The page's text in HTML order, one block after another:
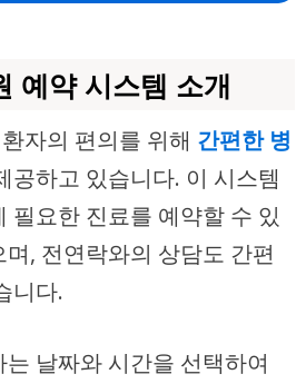
예약 시스템 소개
자의 편의를 위해 간편한 병
공하고 있습니다. 이 시스템
필요한 진료를 예약할 수 있
, 전연락와의 상담도 간편
니다.
날짜와 시간을 선택하여